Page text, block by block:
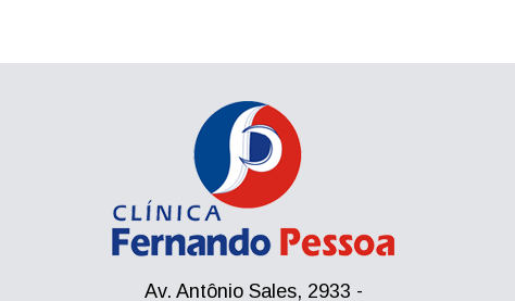
Av. Antônio Sales, 2933 -